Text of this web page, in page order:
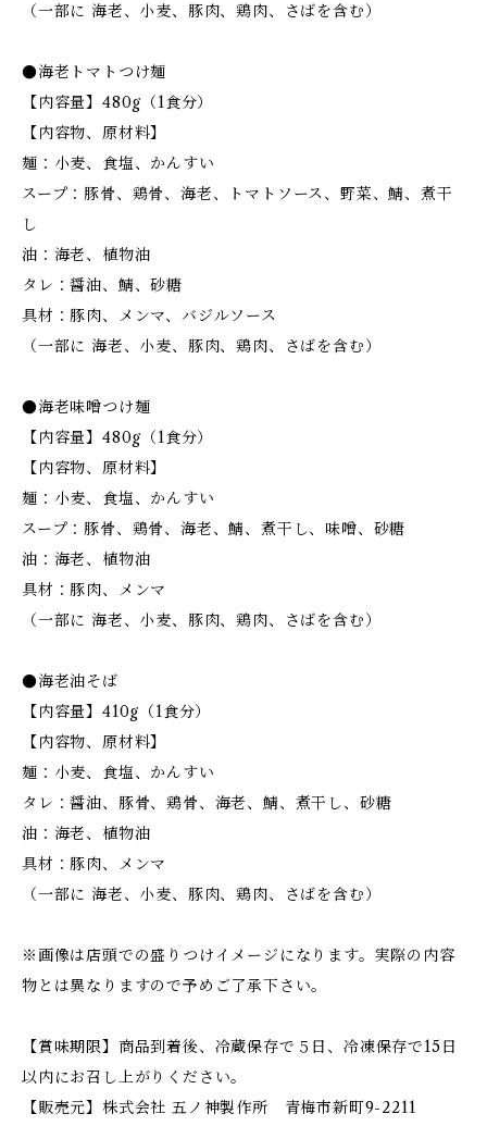
（一部に 海老、小麦、豚肉、鶏肉、さばを含む）
●海老トマトつけ麺
【内容量】480g（1食分）
【内容物、原材料】
麺：小麦、食塩、かんすい
スープ：豚骨、鶏骨、海老、トマトソース、野菜、鯖、煮干
し
油：海老、植物油
タレ：醤油、鯖、砂糖
具材：豚肉、メンマ、バジルソース
（一部に 海老、小麦、豚肉、鶏肉、さばを含む）
●海老味噌つけ麺
【内容量】480g（1食分）
【内容物、原材料】
麺：小麦、食塩、かんすい
スープ：豚骨、鶏骨、海老、鯖、煮干し、味噌、砂糖
油：海老、植物油
具材：豚肉、メンマ
（一部に 海老、小麦、豚肉、鶏肉、さばを含む）
●海老油そば
【内容量】410g（1食分）
【内容物、原材料】
麺：小麦、食塩、かんすい
タレ：醤油、豚骨、鶏骨、海老、鯖、煮干し、砂糖
油：海老、植物油
具材：豚肉、メンマ
（一部に 海老、小麦、豚肉、鶏肉、さばを含む）
※画像は店頭での盛りつけイメージになります。実際の内容
物とは異なりますので予めご了承下さい。
【賞味期限】商品到着後、冷蔵保存で５日、冷凍保存で15日
以内にお召し上がりください。
【販売元】株式会社 五ノ神製作所 青梅市新町9-2211